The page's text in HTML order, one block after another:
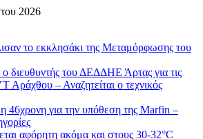
2026
το εκκλησάκι της Μεταμόρφωσης του
ο διευθυντής του ΔΕΔΔΗΕ Άρτας για τις
Αράχθου – Αναζητείται ο τεχνικός
η 46χρονη για την υπόθεση της Marfin –
αφόρητη ακόμα και στους 30-32°C